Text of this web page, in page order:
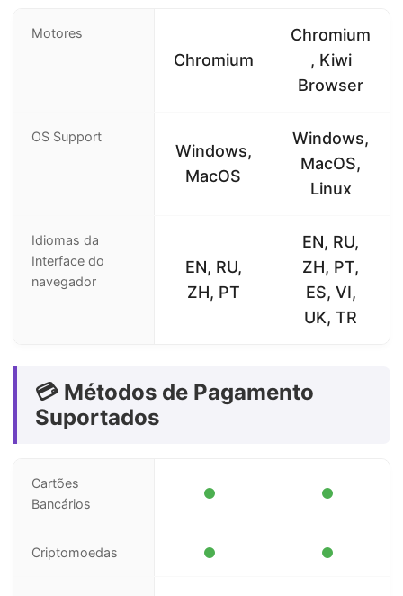
Motores
Chromium
Chromium
, Kiwi
Browser
OS Support
Windows,
MacOS
Windows,
MacOS,
Linux
Idiomas da
Interface do
navegador
EN, RU,
ZH, PT
EN, RU,
ZH, PT,
ES, VI,
UK, TR
💳 Métodos de Pagamento
Suportados
Cartões
Bancários
Criptomoedas